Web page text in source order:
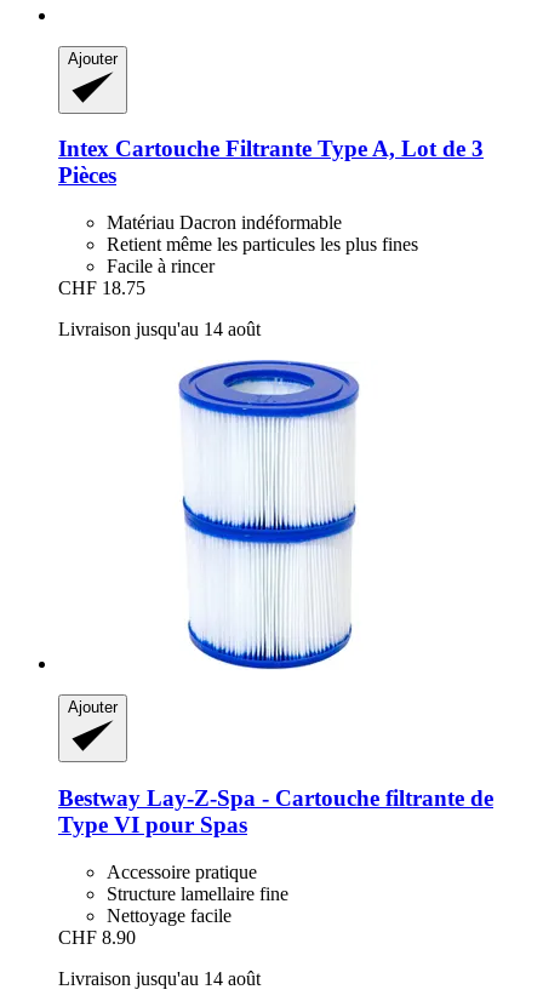
Ajouter
Intex Cartouche Filtrante Type A, Lot de 3
Pièces
Matériau Dacron indéformable
Retient même les particules les plus fines
Facile à rincer
CHF 18.75
Livraison jusqu'au 14 août
Ajouter
Bestway Lay-​Z-​Spa -​ Cartouche filtrante de
Type VI pour Spas
Accessoire pratique
Structure lamellaire fine
Nettoyage facile
CHF 8.90
Livraison jusqu'au 14 août